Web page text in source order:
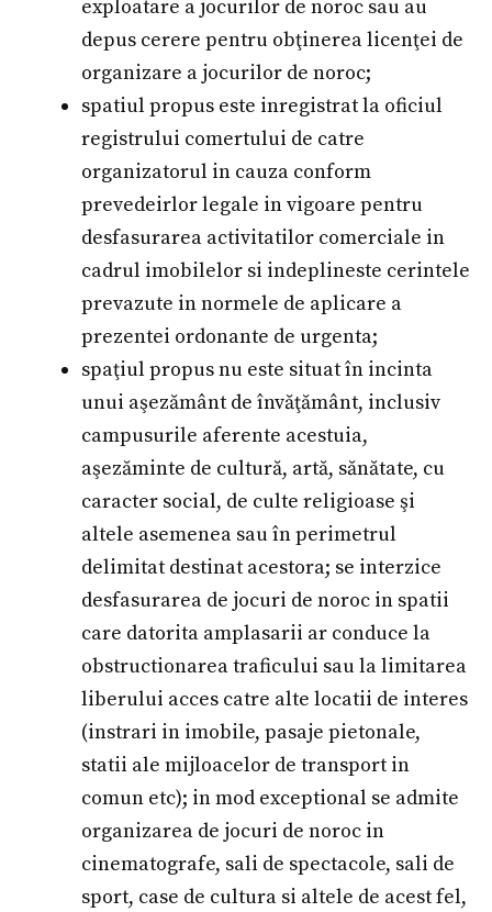
exploatare a jocurilor de noroc sau au
depus cerere pentru obţinerea licenţei de
organizare a jocurilor de noroc;
spatiul propus este inregistrat la oficiul
registrului comertului de catre
organizatorul in cauza conform
prevedeirlor legale in vigoare pentru
desfasurarea activitatilor comerciale in
cadrul imobilelor si indeplineste cerintele
prevazute in normele de aplicare a
prezentei ordonante de urgenta;
spaţiul propus nu este situat în incinta
unui aşezământ de învăţământ, inclusiv
campusurile aferente acestuia,
aşezăminte de cultură, artă, sănătate, cu
caracter social, de culte religioase şi
altele asemenea sau în perimetrul
delimitat destinat acestora; se interzice
desfasurarea de jocuri de noroc in spatii
care datorita amplasarii ar conduce la
obstructionarea traficului sau la limitarea
liberului acces catre alte locatii de interes
(instrari in imobile, pasaje pietonale,
statii ale mijloacelor de transport in
comun etc); in mod exceptional se admite
organizarea de jocuri de noroc in
cinematografe, sali de spectacole, sali de
sport, case de cultura si altele de acest fel,